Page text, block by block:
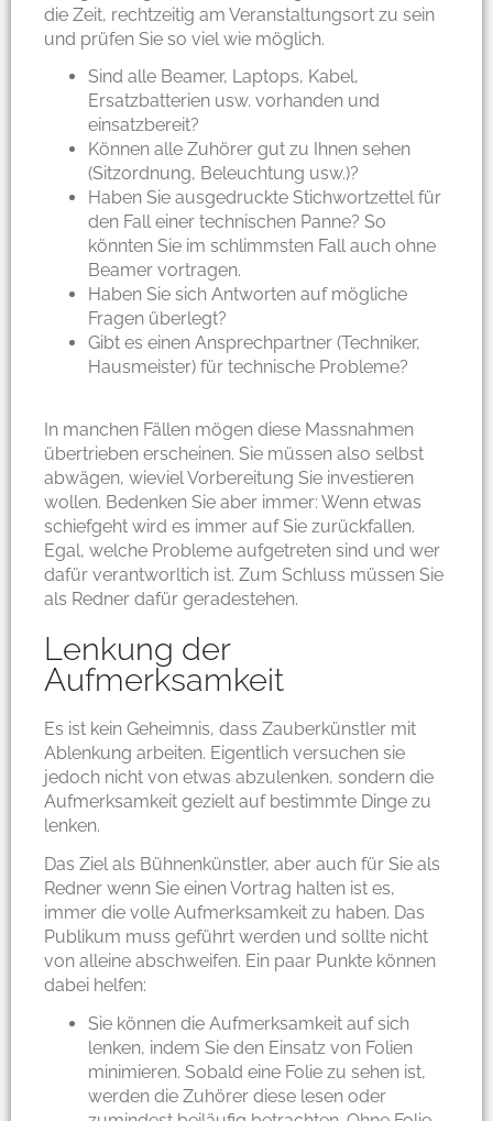
die Zeit, rechtzeitig am Veranstaltungsort zu sein
und prüfen Sie so viel wie möglich.
Sind alle Beamer, Laptops, Kabel,
Ersatzbatterien usw. vorhanden und
einsatzbereit?
Können alle Zuhörer gut zu Ihnen sehen
(Sitzordnung, Beleuchtung usw.)?
Haben Sie ausgedruckte Stichwortzettel für
den Fall einer technischen Panne? So
könnten Sie im schlimmsten Fall auch ohne
Beamer vortragen.
Haben Sie sich Antworten auf mögliche
Fragen überlegt?
Gibt es einen Ansprechpartner (Techniker,
Hausmeister) für technische Probleme?
In manchen Fällen mögen diese Massnahmen
übertrieben erscheinen. Sie müssen also selbst
abwägen, wieviel Vorbereitung Sie investieren
wollen. Bedenken Sie aber immer: Wenn etwas
schiefgeht wird es immer auf Sie zurückfallen.
Egal, welche Probleme aufgetreten sind und wer
dafür verantworltich ist. Zum Schluss müssen Sie
als Redner dafür geradestehen.
Lenkung der
Aufmerksamkeit
Es ist kein Geheimnis, dass Zauberkünstler mit
Ablenkung arbeiten. Eigentlich versuchen sie
jedoch nicht von etwas abzulenken, sondern die
Aufmerksamkeit gezielt auf bestimmte Dinge zu
lenken.
Das Ziel als Bühnenkünstler, aber auch für Sie als
Redner wenn Sie einen Vortrag halten ist es,
immer die volle Aufmerksamkeit zu haben. Das
Publikum muss geführt werden und sollte nicht
von alleine abschweifen. Ein paar Punkte können
dabei helfen:
Sie können die Aufmerksamkeit auf sich
lenken, indem Sie den Einsatz von Folien
minimieren. Sobald eine Folie zu sehen ist,
werden die Zuhörer diese lesen oder